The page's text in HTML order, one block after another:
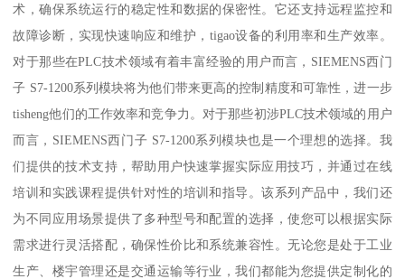
术，确保系统运行的稳定性和数据的保密性。它还支持远程监控和
故障诊断，实现快速响应和维护，tigao设备的利用率和生产效率。
对于那些在PLC技术领域有着丰富经验的用户而言，SIEMENS西门
子 S7-1200系列模块将为他们带来更高的控制精度和可靠性，进一步
tisheng他们的工作效率和竞争力。对于那些初涉PLC技术领域的用户
而言，SIEMENS西门子 S7-1200系列模块也是一个理想的选择。我
们提供的技术支持，帮助用户快速掌握实际应用技巧，并通过在线
培训和实践课程提供针对性的培训和指导。该系列产品中，我们还
为不同应用场景提供了多种型号和配置的选择，使您可以根据实际
需求进行灵活搭配，确保性价比和系统兼容性。无论您是处于工业
生产、楼宇管理还是交通运输等行业，我们都能为您提供定制化的